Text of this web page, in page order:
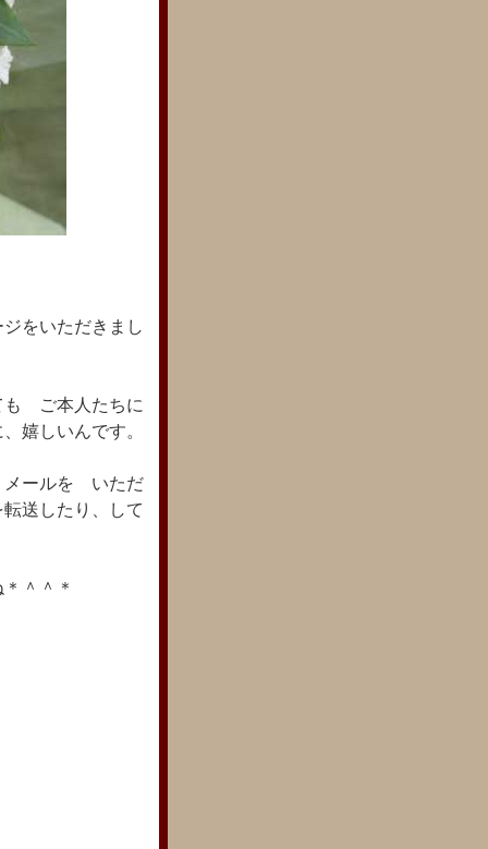
をいただきまし
も ご本人たちに
嬉しいんです。
メールを いただ
送したり、して
＾＾＊